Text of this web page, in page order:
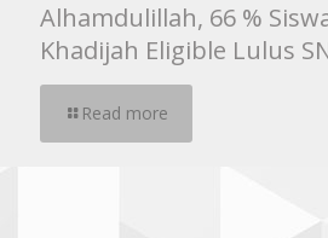
Alhamdulillah, 66 %
Khadijah Eligible Lulus
Read more